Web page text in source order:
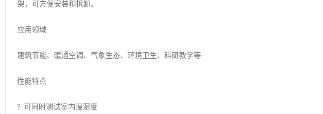
架，可方便安装和拆卸。
应用领域
建筑节能、暖通空调、气象生态、环境卫生、科研教学等
性能特点
? 可同时测试室内温湿度